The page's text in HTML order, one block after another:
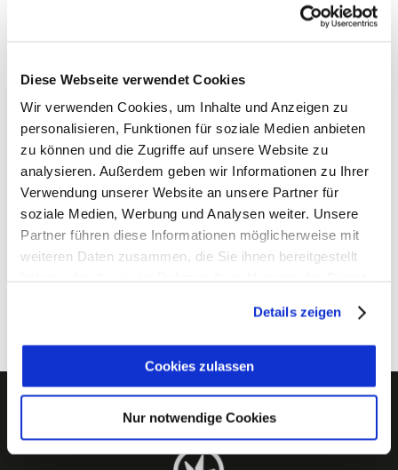
Diese Webseite verwendet Cookies
Wir verwenden Cookies, um Inhalte und Anzeigen zu
personalisieren, Funktionen für soziale Medien anbieten
zu können und die Zugriffe auf unsere Website zu
analysieren. Außerdem geben wir Informationen zu Ihrer
Verwendung unserer Website an unsere Partner für
soziale Medien, Werbung und Analysen weiter. Unsere
Partner führen diese Informationen möglicherweise mit
weiteren Daten zusammen, die Sie ihnen bereitgestellt
Details zeigen
Cookies zulassen
Nur notwendige Cookies
1180 Vienna
CEO: Michael Lechleitner
UID: ATU67425823
FN 384970 h
eMail:
hello@irievibrations-rec.com
Digital Marketing & Press: